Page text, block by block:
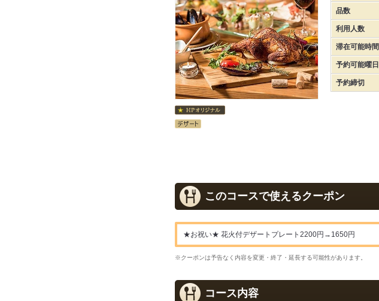
品数
利用人数
滞在可能時間
予約可能曜日
予約締切
このコースで使えるクーポン
★お祝い★ 花火付デザートプレート2200円→1650円
※クーポンは予告なく内容を変更・終了・延長する可能性があります。
コース内容